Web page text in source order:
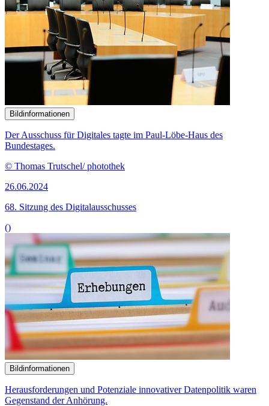
Bildinformationen
Der Ausschuss für Digitales tagte im Paul-Löbe-Haus des
Bundestages.
© Thomas Trutschel/ photothek
26.06.2024
68. Sitzung des Digitalausschusses
()
Bildinformationen
Herausforderungen und Potenziale innovativer Datenpolitik waren
Gegenstand der Anhörung.